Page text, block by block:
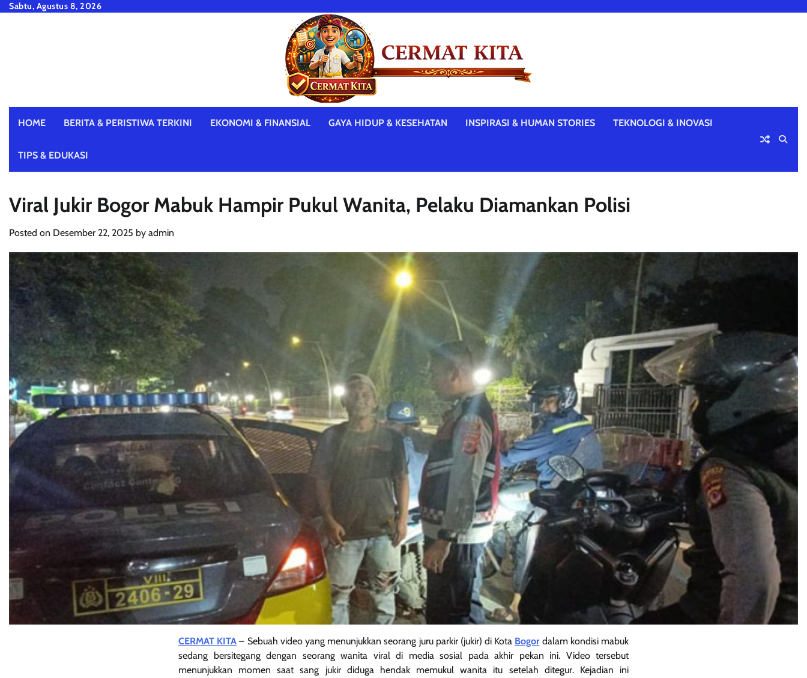
SkipSabtu, Agustus 8, 2026
HOME BERITA & PERISTIWA TERKINI EKONOMI & FINANSIAL GAYA HIDUP & KESEHATAN INSPIRASI & HUMAN STORIES TEKNOLOGI & INOVASI
TIPS & EDUKASI
Viral Jukir Bogor Mabuk Hampir Pukul Wanita, Pelaku Diamankan Polisi
Posted on Desember 22, 2025 by admin
CERMAT KITA – Sebuah video yang menunjukkan seorang juru parkir (jukir) di Kota Bogordalam kondisi mabuk
sedang bersitegang dengan seorang wanita viral di media sosial pada akhir pekan ini. Video tersebut
menunjukkan momen saat sang jukir diduga hendak memukul wanita itu setelah ditegur. Kejadian ini